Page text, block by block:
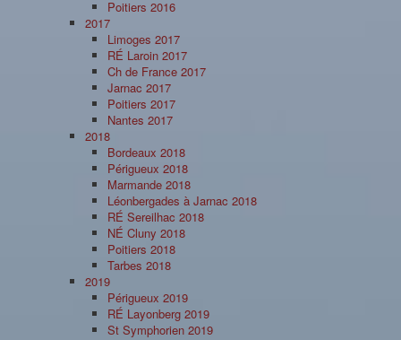
Poitiers 2016
2017
Limoges 2017
RÉ Laroin 2017
Ch de France 2017
Jarnac 2017
Poitiers 2017
Nantes 2017
2018
Bordeaux 2018
Périgueux 2018
Marmande 2018
Léonbergades à Jarnac 2018
RÉ Sereilhac 2018
NÉ Cluny 2018
Poitiers 2018
Tarbes 2018
2019
Périgueux 2019
RÉ Layonberg 2019
St Symphorien 2019